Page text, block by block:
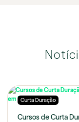
Curta Duração
Cursos de Curta